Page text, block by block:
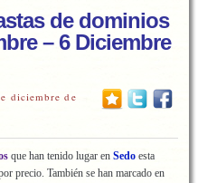
de dominios
– 6 Diciembre
diciembre de
que han tenido lugar en Sedo esta
precio. También se han marcado en